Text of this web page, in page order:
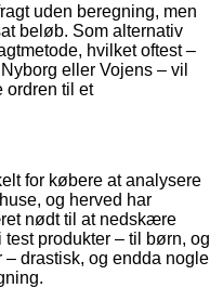
uden beregning, men
beløb. Som alternativ
hvilket oftest –
eller Vojens – vil
ordren til et
for købere at analysere
og herved har
nødt til at nedskære
produkter – til børn, og
drastisk, og endda nogle